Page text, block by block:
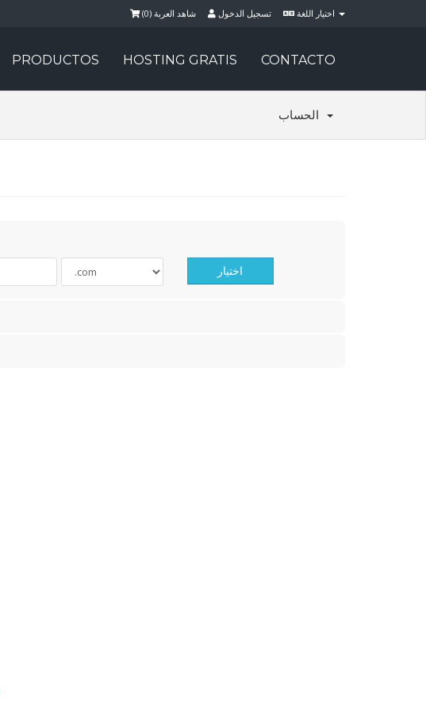
تسجيل الدخول شاهد العربة (0
)
PRODUCTOS HOSTING GRATIS CONTACTO
اختيار